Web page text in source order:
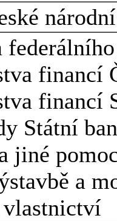
financí
financí
Státní
jiné
a